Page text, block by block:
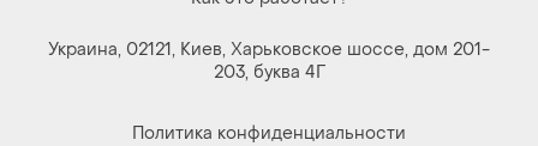
Украина, 02121, Киев, Харьковское шоссе, дом 201-
203, буква 4Г
Политика конфиденциальности